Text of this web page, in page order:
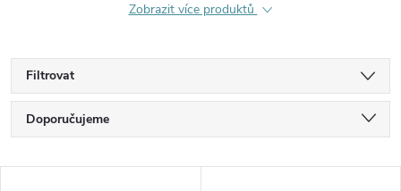
Zobrazit více produktů
Filtrovat
Ř
a
Doporučujeme